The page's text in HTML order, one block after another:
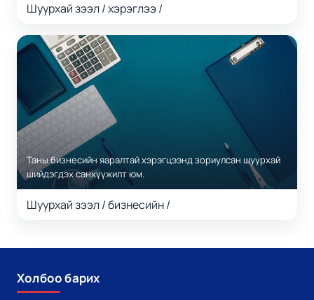
шуурхай зээл / хэрэглээ /
шуурхай зээл / бизнесийн /
Таны бизнесийн яаралтай хэрэгцээнд зориулсан шуурхай
шийдэгдэх санхүүжилт юм.
Холбоо барих